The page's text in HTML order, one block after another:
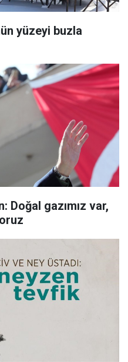
yüzeyi buzla
Doğal gazımız var,